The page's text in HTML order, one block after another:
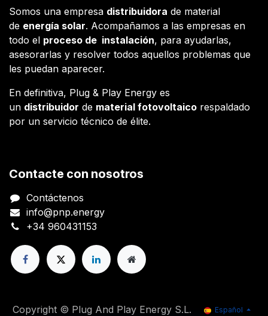
Somos una empresa distribuidora de material
de energía solar. Acompañamos a las empresas en
todo el proceso de instalación, para ayudarlas,
asesorarlas y resolver todos aquellos problemas que
les puedan aparecer.
En definitiva, Plug & Play Energy es
un distribuidor de material fotovoltaico respaldado
por un servicio técnico de élite.
Contacte con nosotros
Contáctenos
info@pnp.energy
+34 960431153
Copyright © Plug And Play Energy S.L. Español